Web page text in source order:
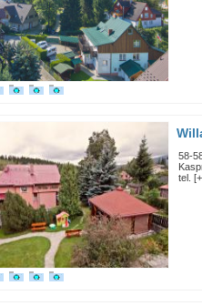
58-
tel.